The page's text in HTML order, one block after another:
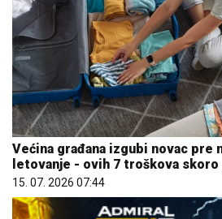
Većina građana izgubi novac pre
letovanje - ovih 7 troškova
15. 07. 2026 07:44